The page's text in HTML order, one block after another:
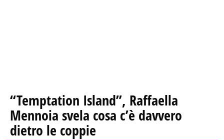
“Temptation Island”, Raffaella
Mennoia svela cosa c’è davvero
dietro le coppie